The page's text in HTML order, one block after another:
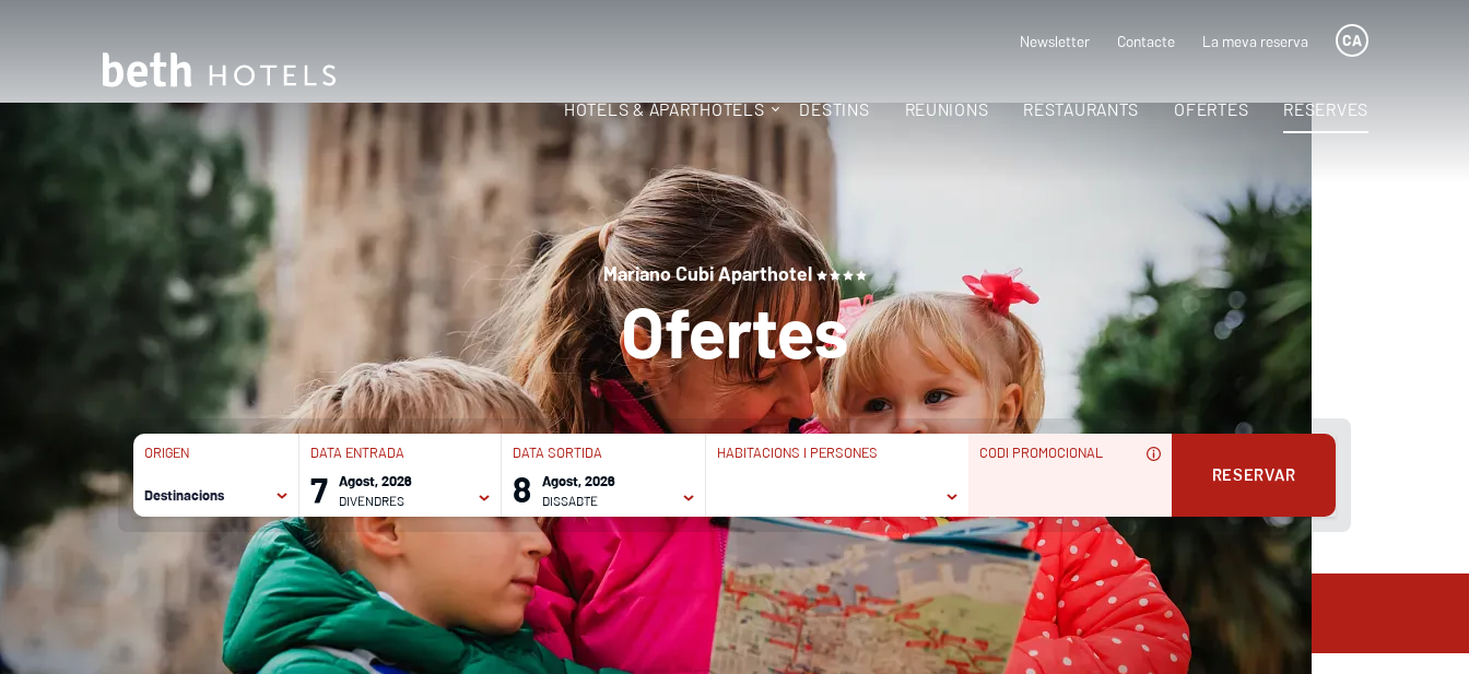
Newsletter Contacte La meva reserva CA
HOTELS & APARTHOTELS DESTINS REUNIONS RESTAURANTS OFERTES RESERVES
Mariano Cubi Aparthotel
Ofertes
ORIGEN
Destinacions
DATA ENTRADA
7 Agost, 2026
DIVENDRES
DATA SORTIDA
8 Agost, 2026
DISSABTE
HABITACIONS I PERSONES CODI PROMOCIONAL
RESERVAR
7 agost, 2026 8 agost, 2026
MARIANO CUBI APARTHOTEL HOTEL HABITACIONS SERVEIS GALERIA OFERTES LOCALITZACIÓ